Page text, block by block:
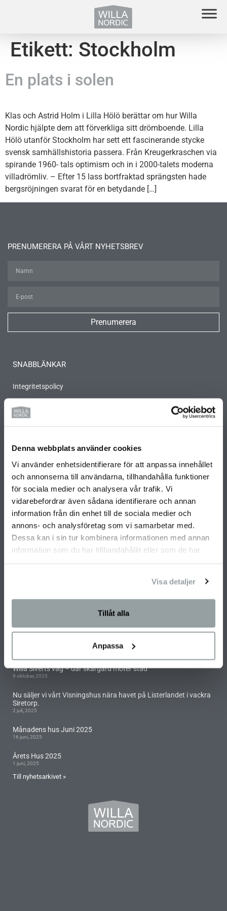
Denna webbplats använder cookies
Vi använder enhetsidentifierare för att anpassa innehållet
och annonserna till användarna, tillhandahålla funktioner
för sociala medier och analysera vår trafik. Vi
vidarebefordrar även sådana identifierare och annan
information från din enhet till de sociala medier och
annons- och analysföretag som vi samarbetar med.
Dessa kan i sin tur kombinera informationen med annan
information som du har tillhandahållit eller som de har
Visa detaljer
Tillåt alla
Anpassa
Etikett: Stockholm
En plats i solen
Klas och Astrid Holm i Lilla Hölö berättar om hur Willa
Nordic hjälpte dem att förverkliga sitt drömboende. Lilla
Hölö utanför Stockholm har sett ett fascinerande stycke
svensk samhällshistoria passera. Från Kreugerkraschen via
spirande 1960- tals optimism och in i 2000-talets moderna
villadrömliv. – Efter 15 lass bortfraktad sprängsten hade
bergsröjningen svarat för en betydande […]
SENASTE NYTT
Havsnära tomter till salu i Onsala, Iserås
Willa Siverts väg – där skärgård möter stad
9 oktober, 2025
Nu säljer vi vårt Visningshus nära havet på Listerlandet i vackra
Siretorp.
2 juli, 2025
Månadens hus Juni 2025
16 juni, 2025
Årets Hus 2025
1 juni, 2025
Till nyhetsarkivet »
SNABBLÄNKAR
Integritetspolicy
Årets Hus 2026
Kontakt
Miljö- och hållbarhetspolicy
Partners
Unik byggmetod
BO2049
Arkitekter
Projektbyggnationer
Koncepthus
Beställ inspirationsmaterial
PRENUMERERA PÅ VÅRT NYHETSBREV
Prenumerera